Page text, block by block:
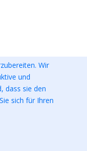
Wir
und
dass sie den
sich für Ihren